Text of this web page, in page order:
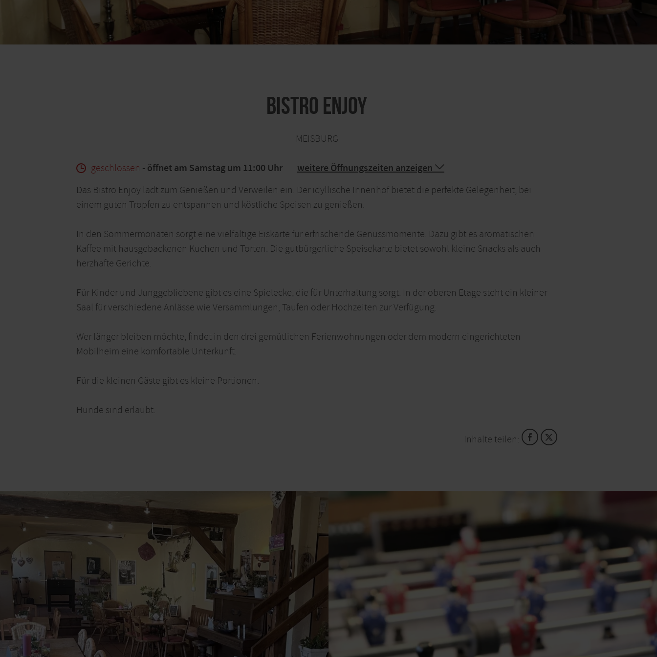
Bistro Enjoy
MEISBURG
geschlossen - öffnet am Samstag um 11:00 Uhr weitere Öffnungszeiten anzeigen
Das Bistro Enjoy lädt zum Genießen und Verweilen ein. Der idyllische Innenhof bietet die perfekte Gelegenheit, bei
einem guten Tropfen zu entspannen und köstliche Speisen zu genießen.
In den Sommermonaten sorgt eine vielfältige Eiskarte für erfrischende Genussmomente. Dazu gibt es aromatischen
Kaffee mit hausgebackenen Kuchen und Torten. Die gutbürgerliche Speisekarte bietet sowohl kleine Snacks als auch
herzhafte Gerichte.
Für Kinder und Junggebliebene gibt es eine Spielecke, die für Unterhaltung sorgt. In der oberen Etage steht ein kleiner
Saal für verschiedene Anlässe wie Versammlungen, Taufen oder Hochzeiten zur Verfügung.
Wer länger bleiben möchte, findet in den drei gemütlichen Ferienwohnungen oder dem modern eingerichteten
Mobilheim eine komfortable Unterkunft.
Für die kleinen Gäste gibt es kleine Portionen.
Hunde sind erlaubt.
Inhalte teilen: